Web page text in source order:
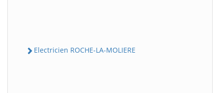
Electricien ROCHE-LA-MOLIERE